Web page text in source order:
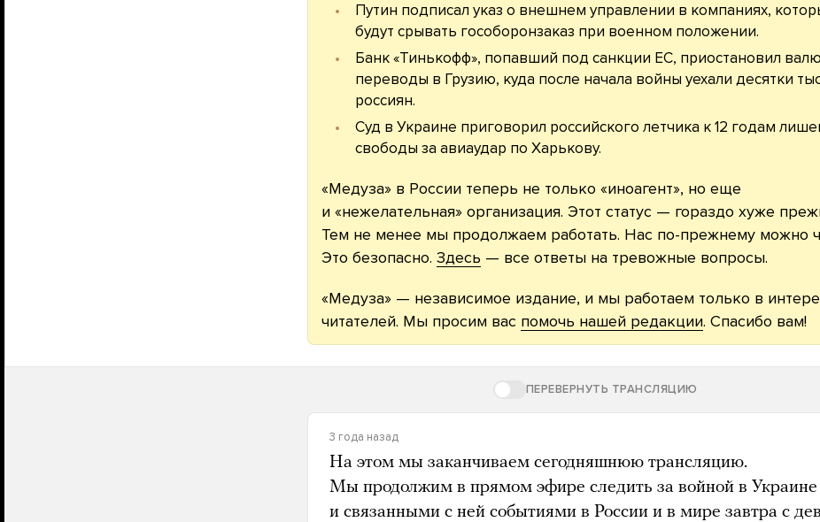
Путин подписал указ о внешнем управлении в компаниях,
будут срывать гособоронзаказ при военном положении.
Банк «Тинькофф», попавший под санкции ЕС, приостановил
переводы в Грузию, куда после начала войны уехали десятки
россиян.
Суд в Украине приговорил российского летчика к 12 годам
свободы за авиаудар по Харькову.
«Медуза» в России теперь не только «иноагент», но еще
и «нежелательная» организация. Этот статус — гораздо хуже
Тем не менее мы продолжаем работать. Нас по-прежнему можно
Это безопасно. Здесь — все ответы на тревожные вопросы.
«Медуза» — независимое издание, и мы работаем только в
читателей. Мы просим вас помочь нашей редакции. Спасибо вам!
ПЕРЕВЕРНУТЬ ТРАНСЛЯЦИЮ
3 года назад
На этом мы заканчиваем сегодняшнюю трансляцию.
Мы продолжим в прямом эфире следить за войной в Украине
и связанными с ней событиями в России и в мире завтра с